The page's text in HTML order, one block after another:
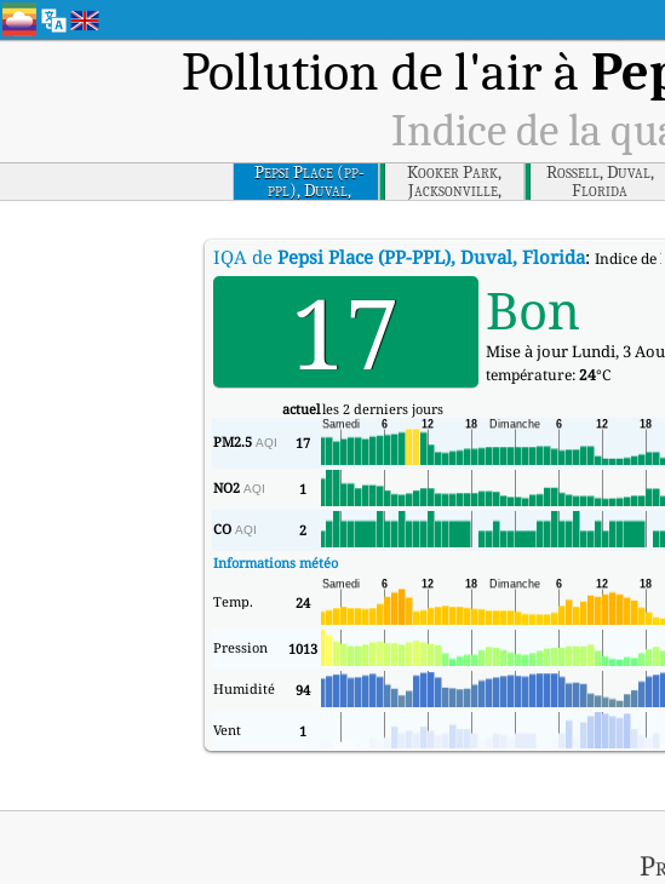
Pollution de l'air à
Indice de la
Pepsi Place (pp-
ppl), Duval,
Florida
Kooker Park,
Jacksonville,
Duval, Florida
Rossell, Duval,
Florida
IQA de Pepsi Place (PP-PPL), Duval, Florida: Indice de
17 Bon
Mise à jour Lundi, 3
température:24°C
actuelles 2 derniers jours
PM2.5 AQI 17
NO2 AQI 1
CO AQI 2
Informations météo
Temp. 24
Pression 1013
Humidité 94
Vent 1